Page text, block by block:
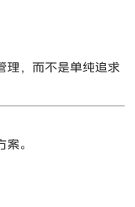
理，而不是单纯追求
。